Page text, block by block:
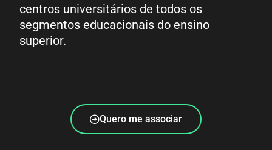
centros universitários de todos os
segmentos educacionais do ensino
superior.
Quero me associar